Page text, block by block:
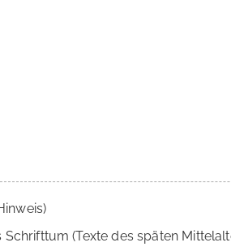
Schrifttum (Texte des späten